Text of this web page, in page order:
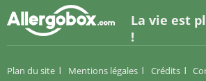
La vie est
!
Plan du site Mentions légales Crédits